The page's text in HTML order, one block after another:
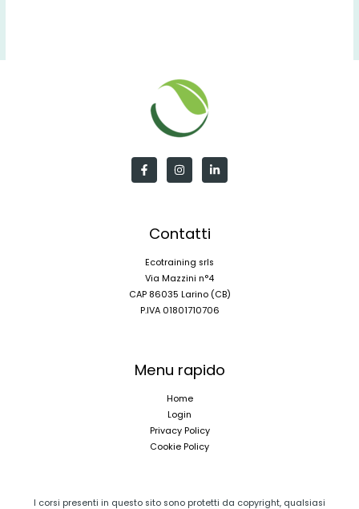
Contatti
Ecotraining srls
Via Mazzini n°4
CAP 86035 Larino (CB)
P.IVA 01801710706
Menu rapido
Home
Login
Privacy Policy
Cookie Policy
I corsi presenti in questo sito sono protetti da copyright, qualsiasi